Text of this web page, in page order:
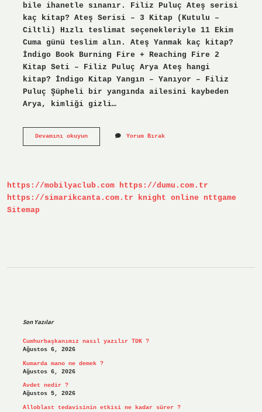
bile ihanetle sınanır. Filiz Puluç Ateş serisi
kaç kitap? Ateş Serisi – 3 Kitap (Kutulu –
Ciltli) Hızlı teslimat seçenekleriyle 11 Ekim
Cuma günü teslim alın. Ateş Yanmak kaç kitap?
İndigo Book Burning Fire + Reaching Fire 2
Kitap Seti – Filiz Puluç Arya Ateş hangi
kitap? İndigo Kitap Yangın – Yanıyor – Filiz
Puluç Şüpheli bir yangında ailesini kaybeden
Arya, kimliği gizli…
Devamını okuyunAteş
Yorum Bırak
https://mobilyaclub.com https://dumu.com.tr
https://simarikcanta.com.tr
knight online
nttgame
Sitemap
Son Yazılar
Cumhurbaşkanımız nasıl yazılır TDK ?
Ağustos 6, 2026
Kumarda mano ne demek ?
Ağustos 6, 2026
Avdet nedir ?
Ağustos 5, 2026
Alloblast tedavisinin etkisi ne kadar sürer ?